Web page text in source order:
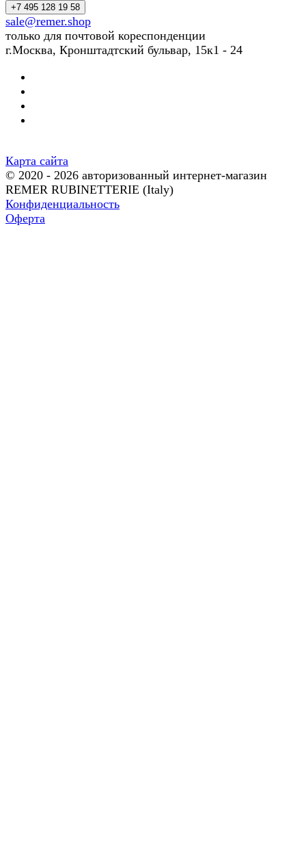
+7 495 128 19 58
sale@remer.shop
только для почтовой кореспонденции
г.Москва, Кронштадтский бульвар, 15к1 - 24
Карта сайта
© 2020 - 2026 авторизованный интернет-магазин
REMER RUBINETTERIE (Italy)
Конфиденциальность
Оферта